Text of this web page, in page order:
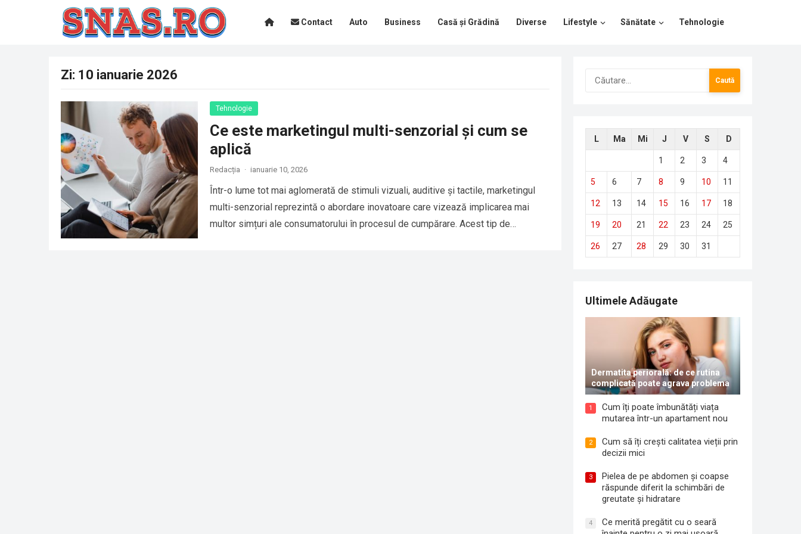
Contact Auto Business Casă și Grădină Diverse Lifestyle Sănătate Tehnologie
Zi: 10 ianuarie 2026
Tehnologie
Ce este marketingul multi-senzorial și cum se
aplică
Redacția · ianuarie 10, 2026
Într-o lume tot mai aglomerată de stimuli vizuali, auditive și tactile, marketingul
multi-senzorial reprezintă o abordare inovatoare care vizează implicarea mai
multor simțuri ale consumatorului în procesul de cumpărare. Acest tip de…
Caută
după:
L Ma Mi J V S D
1 2 3 4
5 6 7 8 9 10 11
12 13 14 15 16 17 18
19 20 21 22 23 24 25
26 27 28 29 30 31
Ultimele Adăugate
Dermatita periorală: de ce rutina
complicată poate agrava problema
1
Cum îți poate îmbunătăți viața
mutarea într-un apartament nou
2
Cum să îți crești calitatea vieții prin
decizii mici
3
Pielea de pe abdomen și coapse
răspunde diferit la schimbări de
greutate și hidratare
4
Ce merită pregătit cu o seară